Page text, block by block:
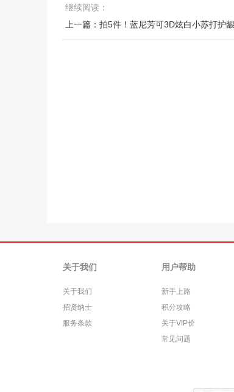
继续阅读：
关于我们
关于我们
招贤纳士
服务条款
用户帮助
新手上路
积分攻略
关于VIP价
常见问题